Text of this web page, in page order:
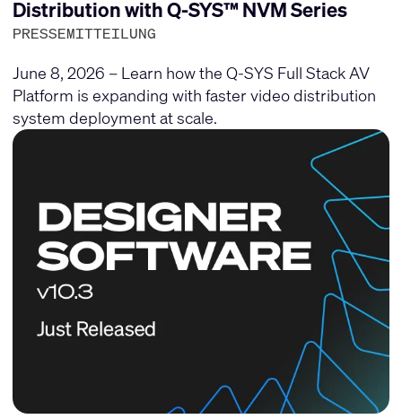
Distribution with Q-SYS™ NVM Series
PRESSEMITTEILUNG
June 8, 2026 – Learn how the Q-SYS Full Stack AV
Platform is expanding with faster video distribution
system deployment at scale.